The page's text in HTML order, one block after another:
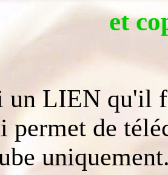
et
un LIEN qu'il
permet de